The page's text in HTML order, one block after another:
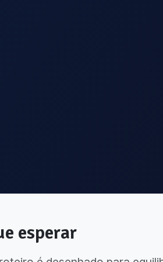
esperar